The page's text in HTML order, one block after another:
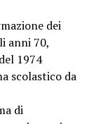
dei
anni 70,
1974
scolastico da
di